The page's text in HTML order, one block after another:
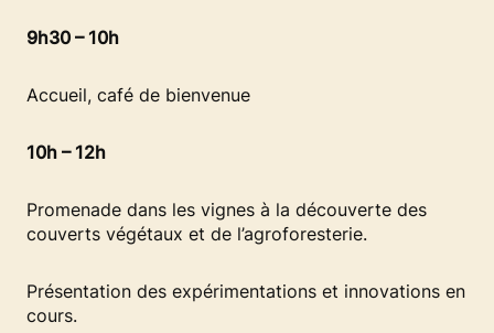
9h30 – 10h
Accueil, café de bienvenue
10h – 12h
Promenade dans les vignes à la découverte des
couverts végétaux et de l’agroforesterie.
Présentation des expérimentations et innovations en
cours.